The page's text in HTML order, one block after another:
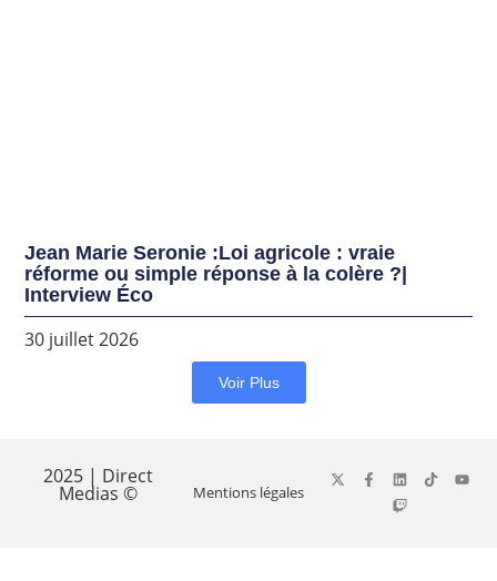
Jean Marie Seronie :Loi agricole : vraie
réforme ou simple réponse à la colère ?|
Interview Éco
30 juillet 2026
Voir Plus
2025 | Direct
Medias © Mentions légales